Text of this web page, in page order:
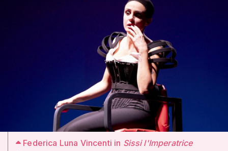
Federica Luna Vincenti in Sissi l'Imperatrice